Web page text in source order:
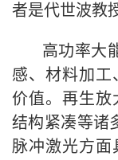
者是代世波教
高功率大
感、材料加工
价值。再生放
结构紧凑等诸
脉冲激光方面